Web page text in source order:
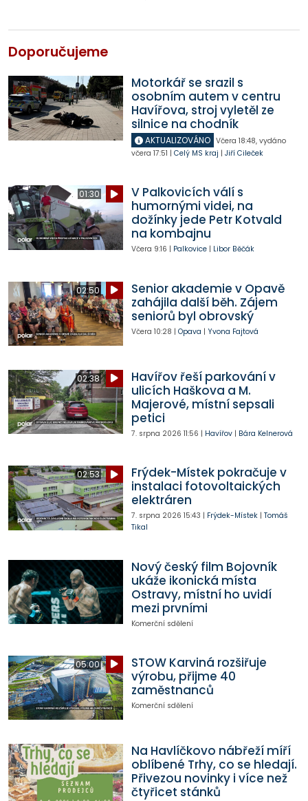
Doporučujeme
Motorkář se srazil s
osobním autem v centru
Havířova, stroj vyletěl ze
silnice na chodník
AKTUALIZOVÁNO Včera 18:48, vydáno
včera 17:51 | Celý MS kraj | Jiří Cileček
01:30
V Palkovicích válí s
humornými videi, na
dožínky jede Petr Kotvald
na kombajnu
Včera 9:16 | Palkovice| Libor Běčák
02:50
Senior akademie v Opavě
zahájila další běh. Zájem
seniorů byl obrovský
Včera 10:28 | Opava | Yvona Fajtová
02:38
Havířov řeší parkování v
ulicích Haškova a M.
Majerové, místní sepsali
petici
7. srpna 2026 11:56 | Havířov| Bára Kelnerová
02:53
Frýdek-Místek pokračuje v
instalaci fotovoltaických
elektráren
7. srpna 2026 15:43 | Frýdek-Místek| Tomáš
Tikal
Nový český film Bojovník
ukáže ikonická místa
Ostravy, místní ho uvidí
mezi prvními
Komerční sdělení
05:00
STOW Karviná rozšiřuje
výrobu, přijme 40
zaměstnanců
Komerční sdělení
Na Havlíčkovo nábřeží míří
oblíbené Trhy, co se hledají.
Přivezou novinky i více než
čtyřicet stánků